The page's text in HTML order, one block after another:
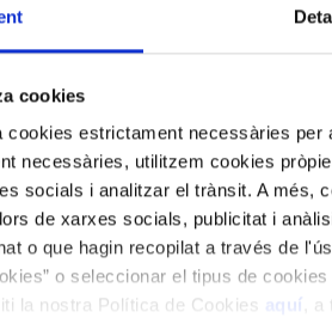
cookies
cookies estrictament necessàries per
necessàries, utilitzem cookies
socials i analitzar el trànsit. A més,
de xarxes socials, publicitat i
o que hagin recopilat a través de
o seleccionar el tipus de
la nostra Política de Cookies aquí
,